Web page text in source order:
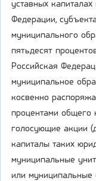
уставных
Федерации,
муниципального
пятьдесят
Российская
муниципальное
косвенно
процентами общего
голосующие акции
капиталы таких
муниципальные
или муниципальные